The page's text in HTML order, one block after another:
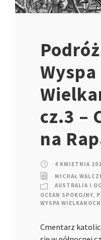
Wyspa
cz.3 –
na
4 KWIETNIA
MICHAŁ
AUSTRALIA I
OCEAN SPOKOJNY,
WYSPA
Cmentarz